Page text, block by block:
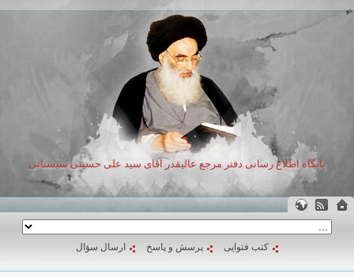
پایگاه اطلاع رسانی دفتر مرجع عالیقدر آقای سید علی حسینی سیستانی
کتب فتوایی پرسش و پاسخ ارسال سؤال